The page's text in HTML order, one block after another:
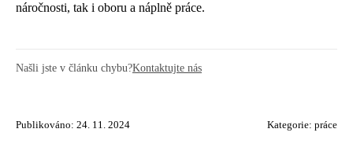
náročnosti, tak i oboru a náplně práce.
Našli jste v článku chybu?Kontaktujte nás
Publikováno: 24. 11. 2024 Kategorie: práce